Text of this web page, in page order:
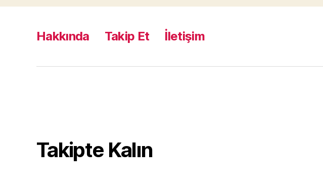
Hakkında Takip Et İletişim
Takipte Kalın